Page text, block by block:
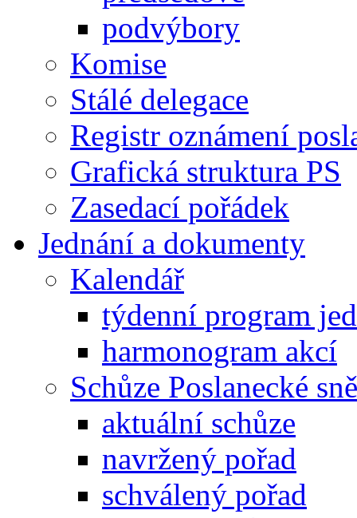
podvýbory
Komise
Stálé delegace
Registr oznámení
Grafická struktura PS
Zasedací pořádek
Jednání a dokumenty
Kalendář
týdenní program
harmonogram akcí
Schůze Poslanecké
aktuální schůze
navržený pořad
schválený pořad